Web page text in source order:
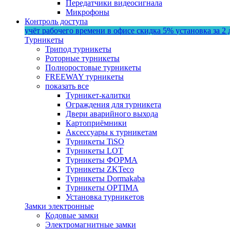
Передатчики видеосигнала
Микрофоны
Контроль доступа
учёт рабочего времени в офисе скидка 5% установка за 2
Турникеты
Трипод турникеты
Роторные турникеты
Полноростовые турникеты
FREEWAY турникеты
показать все
Турникет-калитки
Ограждения для турникета
Двери аварийного выхода
Картоприёмники
Аксессуары к турникетам
Турникеты TiSO
Турникеты LOT
Турникеты ФОРМА
Турникеты ZKTeco
Турникеты Dormakaba
Турникеты OPTIMA
Установка турникетов
Замки электронные
Кодовые замки
Электромагнитные замки